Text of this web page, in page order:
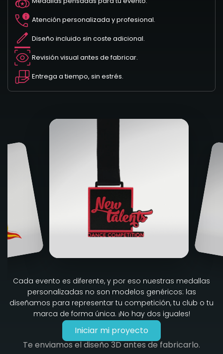
Atención personalizada y profesional.
Diseño incluido sin coste adicional.
Revisión visual antes de fabricar.
Entrega a tiempo, sin estrés.
Cada evento es diferente, y por eso nuestras medallas
personalizadas no son modelos genéricos: las
diseñamos para representar tu competición, tu club o tu
marca de forma única. ¡No hay dos iguales!
Iniciar mi proyecto
Te enviamos el diseño 3D antes de fabricarlo.